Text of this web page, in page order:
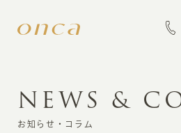
INFORMATION
NEWS &
お知らせ・コラム